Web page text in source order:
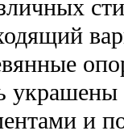
украшены
и